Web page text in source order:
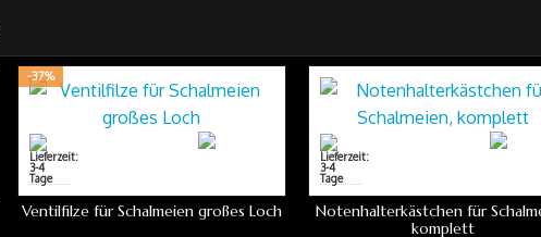
-37%
Ventilfilze für Schalmeien großes Loch
Notenhalterkästchen für
komplett